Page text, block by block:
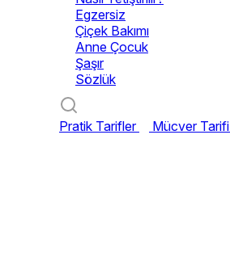
Egzersiz
Çiçek Bakımı
Anne Çocuk
Şaşır
Sözlük
Pratik Tarifler Mücver Tarifi